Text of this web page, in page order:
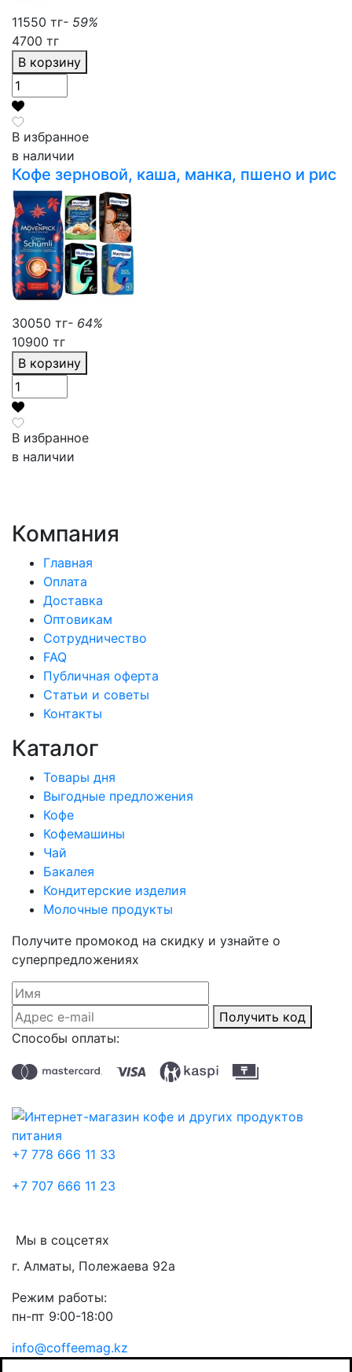
11550 тг- 59%
4700 тг
В корзину
В избранное
в наличии
Кофе зерновой, каша, манка, пшено и рис
30050 тг- 64%
10900 тг
В корзину
В избранное
в наличии
Компания
Главная
Оплата
Доставка
Оптовикам
Сотрудничество
FAQ
Публичная оферта
Статьи и советы
Контакты
Каталог
Товары дня
Выгодные предложения
Кофе
Кофемашины
Чай
Бакалея
Кондитерские изделия
Молочные продукты
Получите промокод на скидку и узнайте о
суперпредложениях
Получить код
Способы оплаты:
+7 778 666 11 33
+7 707 666 11 23
Мы в соцсетях
г. Алматы, Полежаева 92а
Режим работы:
пн-пт 9:00-18:00
info@coffeemag.kz